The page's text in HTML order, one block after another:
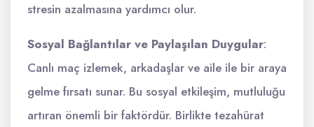
stresin azalmasına yardımcı olur.
Sosyal Bağlantılar ve Paylaşılan Duygular:
Canlı maç izlemek, arkadaşlar ve aile ile bir araya
gelme fırsatı sunar. Bu sosyal etkileşim, mutluluğu
artıran önemli bir faktördür. Birlikte tezahürat